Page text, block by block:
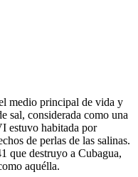
medio principal de vida y
sal, considerada como una
estuvo habitada por
de perlas de las salinas.
que destruyo a Cubagua,
aquélla.